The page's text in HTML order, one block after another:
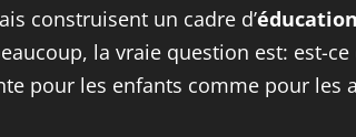
construisent un cadre d’
la vraie question est: est-ce
pour les enfants comme pour les